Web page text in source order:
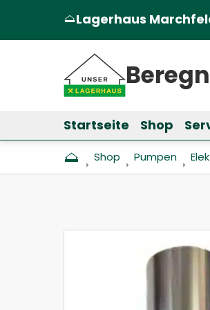
Lagerhaus
(Öffnet in einem
Startseite Shop
Shop Pumpen